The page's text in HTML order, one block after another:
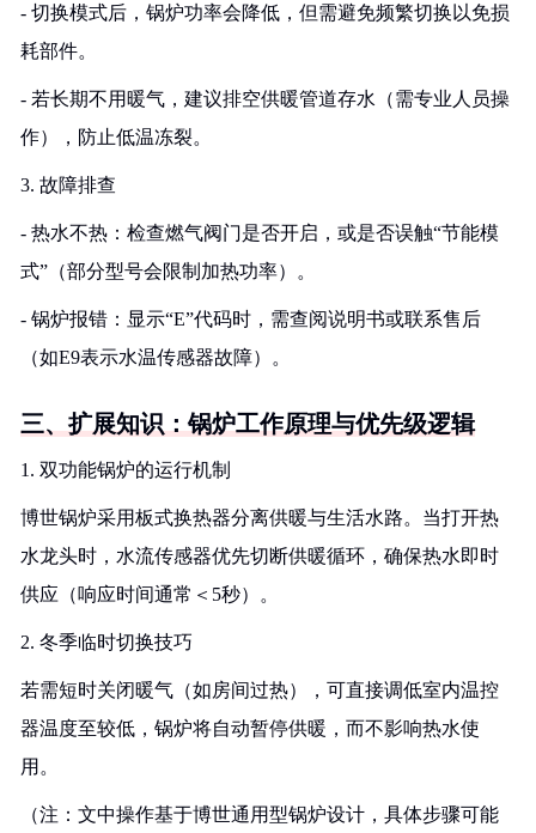
- 切换模式后，锅炉功率会降低，但需避免频繁切换以免损
耗部件。
- 若长期不用暖气，建议排空供暖管道存水（需专业人员操
作），防止低温冻裂。
3. 故障排查
- 热水不热：检查燃气阀门是否开启，或是否误触“节能模
式”（部分型号会限制加热功率）。
- 锅炉报错：显示“E”代码时，需查阅说明书或联系售后
（如E9表示水温传感器故障）。
三、扩展知识：锅炉工作原理与优先级逻辑
1. 双功能锅炉的运行机制
博世锅炉采用板式换热器分离供暖与生活水路。当打开热
水龙头时，水流传感器优先切断供暖循环，确保热水即时
供应（响应时间通常＜5秒）。
2. 冬季临时切换技巧
若需短时关闭暖气（如房间过热），可直接调低室内温控
器温度至较低，锅炉将自动暂停供暖，而不影响热水使
用。
（注：文中操作基于博世通用型锅炉设计，具体步骤可能